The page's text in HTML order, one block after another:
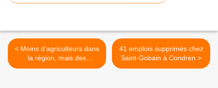
< Moins d’agriculteurs dans
la région, mais des
structures plus grandes
41 emplois supprimés chez
Saint-Gobain à Condren >